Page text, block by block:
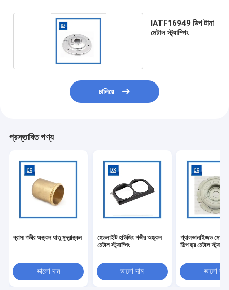
IATF16949 ডিপ টানা
মেটাল স্ট্যাম্পিং
চালিয়ে
প্রস্তাবিত পণ্য
ব্রাস গভীর অঙ্কন ধাতু মুদ্রাঙ্কন
ভালো দাম
হেডলাইট হাউজিং গভীর অঙ্কন
মেটাল স্ট্যাম্পিং
ভালো দাম
গ্যালভানাইজড মোটর
ডিপ ড্র মেটাল
ভালো দাম